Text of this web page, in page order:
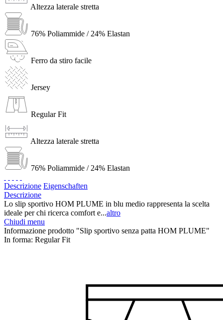
Altezza laterale stretta
76% Poliammide / 24% Elastan
Ferro da stiro facile
Jersey
Regular Fit
Altezza laterale stretta
76% Poliammide / 24% Elastan
Descrizione Eigenschaften
Descrizione
Lo slip sportivo HOM PLUME in blu medio rappresenta la scelta
ideale per chi ricerca comfort e...altro
Chiudi menu
Informazione prodotto "Slip sportivo senza patta HOM PLUME"
In forma: Regular Fit